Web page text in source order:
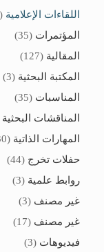
اللقاءات الإعلامية (29)
المؤتمرات (35)
المقالية (127)
المكتبة البحثية (3)
المناسبات (35)
المناقشات البحثية
المهارات الذاتية (30)
حفلات تخرج (44)
روابط علمية (3)
غير مصنف (3)
غير مصنف (17)
فيديوهات (3)